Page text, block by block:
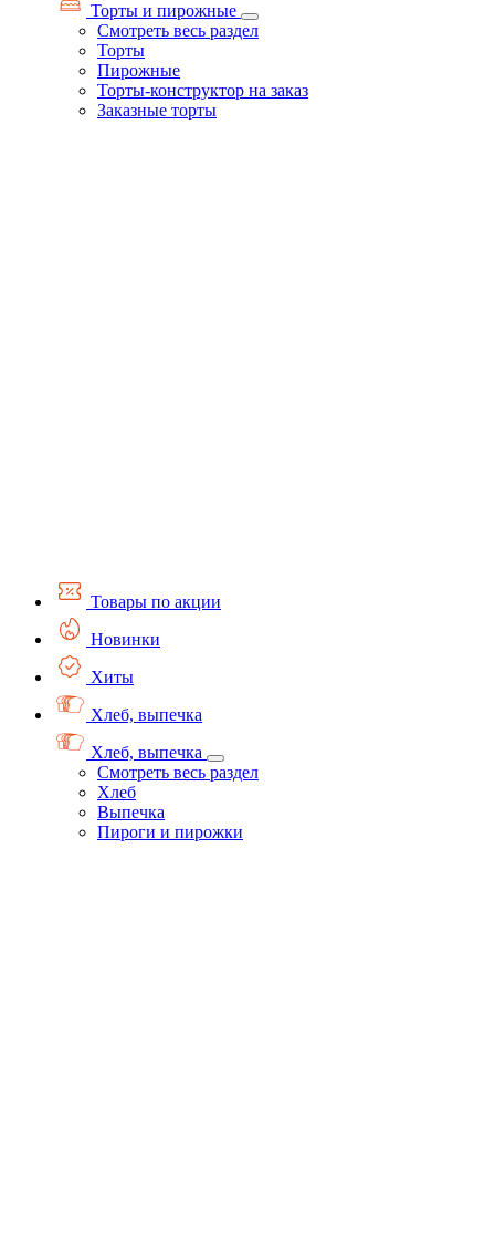
Торты и пирожные
Смотреть весь раздел
Торты
Пирожные
Торты-конструктор на заказ
Заказные торты
Товары по акции
Новинки
Хиты
Хлеб, выпечка
Хлеб, выпечка
Смотреть весь раздел
Хлеб
Выпечка
Пироги и пирожки